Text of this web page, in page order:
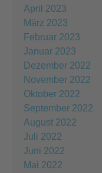
April 2023
März 2023
Februar 2023
Januar 2023
Dezember 2022
November 2022
Oktober 2022
September 2022
August 2022
Juli 2022
Juni 2022
Mai 2022